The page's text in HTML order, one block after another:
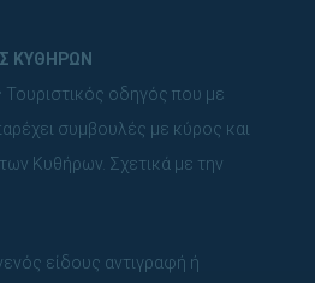
ΚΥΘΗΡΩΝ
Τουριστικός οδηγός που με
συμβουλές με κύρος και
των Κυθήρων. Σχετικά με την
είδους αντιγραφή ή